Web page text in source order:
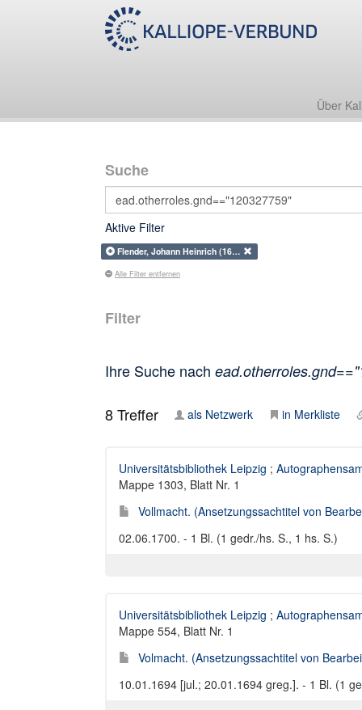
Über
Suche
Aktive Filter
Flender, Johann Heinrich (16…
Alle Filter entfernen
Filter
Ihre Suche nach
8Treffer als Netzwerk in Merkliste
Universitätsbibliothek Leipzig ;
Mappe 1303, Blatt Nr. 1
Vollmacht. (Ansetzungssachtitel von
02.06.1700. - 1 Bl. (1 gedr./hs. S., 1 hs. S.)
Universitätsbibliothek Leipzig ;
Mappe 554, Blatt Nr. 1
Volmacht. (Ansetzungssachtitel von
10.01.1694 [jul.; 20.01.1694 greg.]. - 1 Bl. (1